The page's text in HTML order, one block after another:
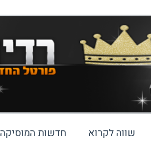
שווה לקרוא חדשות המוסיקה